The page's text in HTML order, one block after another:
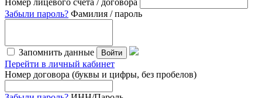
Номер лицевого счета / договора
Забыли пароль? Фамилия / пароль
Запомнить данные Войти
Перейти в личный кабинет
Номер договора (буквы и цифры, без пробелов)